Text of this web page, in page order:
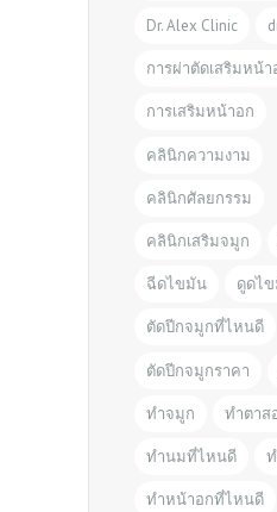
Dr. Alex Clinic
การผ่าตัดเสริมหน้า
การเสริมหน้าอก
คลินิกความงาม
คลินิกศัลยกรรม
คลินิกเสริมจมูก
ฉีดไขมัน ดูดไ
ตัดปีกจมูกที่ไหนดี
ตัดปีกจมูกราคา
ทำจมูก ทำตาส
ทำนมที่ไหนดี
ทำหน้าอกที่ไหนดี